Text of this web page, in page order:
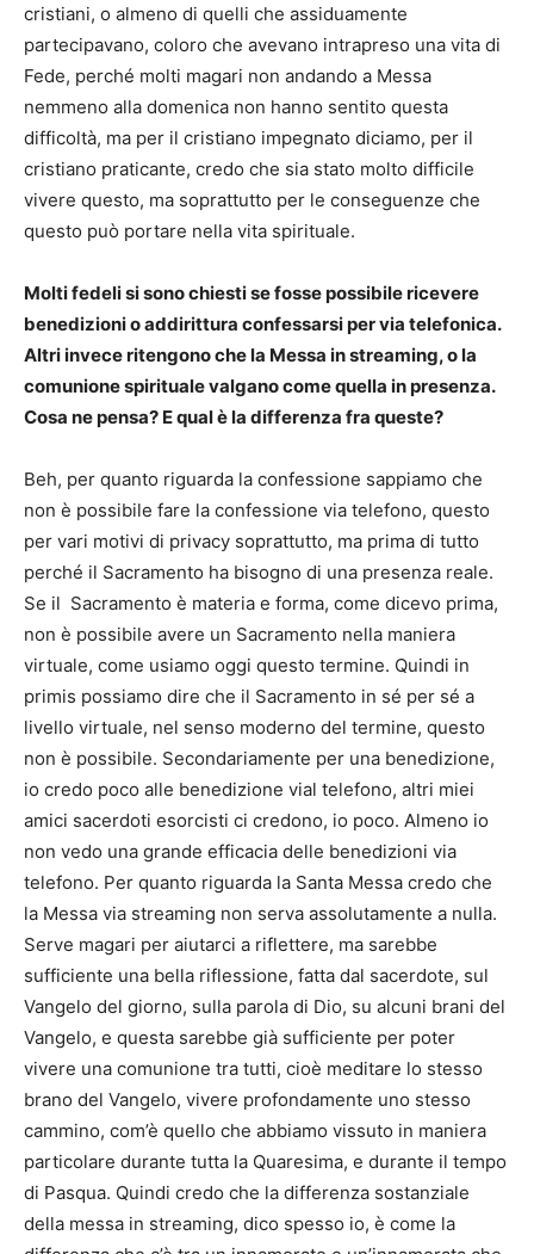
cristiani, o almeno di quelli che assiduamente
partecipavano, coloro che avevano intrapreso una vita di
Fede, perché molti magari non andando a Messa
nemmeno alla domenica non hanno sentito questa
difficoltà, ma per il cristiano impegnato diciamo, per il
cristiano praticante, credo che sia stato molto difficile
vivere questo, ma soprattutto per le conseguenze che
questo può portare nella vita spirituale.
Molti fedeli si sono chiesti se fosse possibile ricevere
benedizioni o addirittura confessarsi per via telefonica.
Altri invece ritengono che la Messa in streaming, o la
comunione spirituale valgano come quella in presenza.
Cosa ne pensa? E qual è la differenza fra queste?
Beh, per quanto riguarda la confessione sappiamo che
non è possibile fare la confessione via telefono, questo
per vari motivi di privacy soprattutto, ma prima di tutto
perché il Sacramento ha bisogno di una presenza reale.
Se il Sacramento è materia e forma, come dicevo prima,
non è possibile avere un Sacramento nella maniera
virtuale, come usiamo oggi questo termine. Quindi in
primis possiamo dire che il Sacramento in sé per sé a
livello virtuale, nel senso moderno del termine, questo
non è possibile. Secondariamente per una benedizione,
io credo poco alle benedizione vial telefono, altri miei
amici sacerdoti esorcisti ci credono, io poco. Almeno io
non vedo una grande efficacia delle benedizioni via
telefono. Per quanto riguarda la Santa Messa credo che
la Messa via streaming non serva assolutamente a nulla.
Serve magari per aiutarci a riflettere, ma sarebbe
sufficiente una bella riflessione, fatta dal sacerdote, sul
Vangelo del giorno, sulla parola di Dio, su alcuni brani del
Vangelo, e questa sarebbe già sufficiente per poter
vivere una comunione tra tutti, cioè meditare lo stesso
brano del Vangelo, vivere profondamente uno stesso
cammino, com’è quello che abbiamo vissuto in maniera
particolare durante tutta la Quaresima, e durante il tempo
di Pasqua. Quindi credo che la differenza sostanziale
della messa in streaming, dico spesso io, è come la